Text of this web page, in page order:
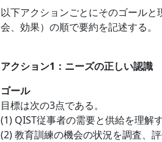
以下アクションごとにそのゴール
会、効果）の順で要約を記述する。
アクション1：ニーズの正しい認識
ゴール
目標は次の3点である。
(1) QIST従事者の需要と供給を理解す
(2) 教育訓練の機会の状況を調査、評